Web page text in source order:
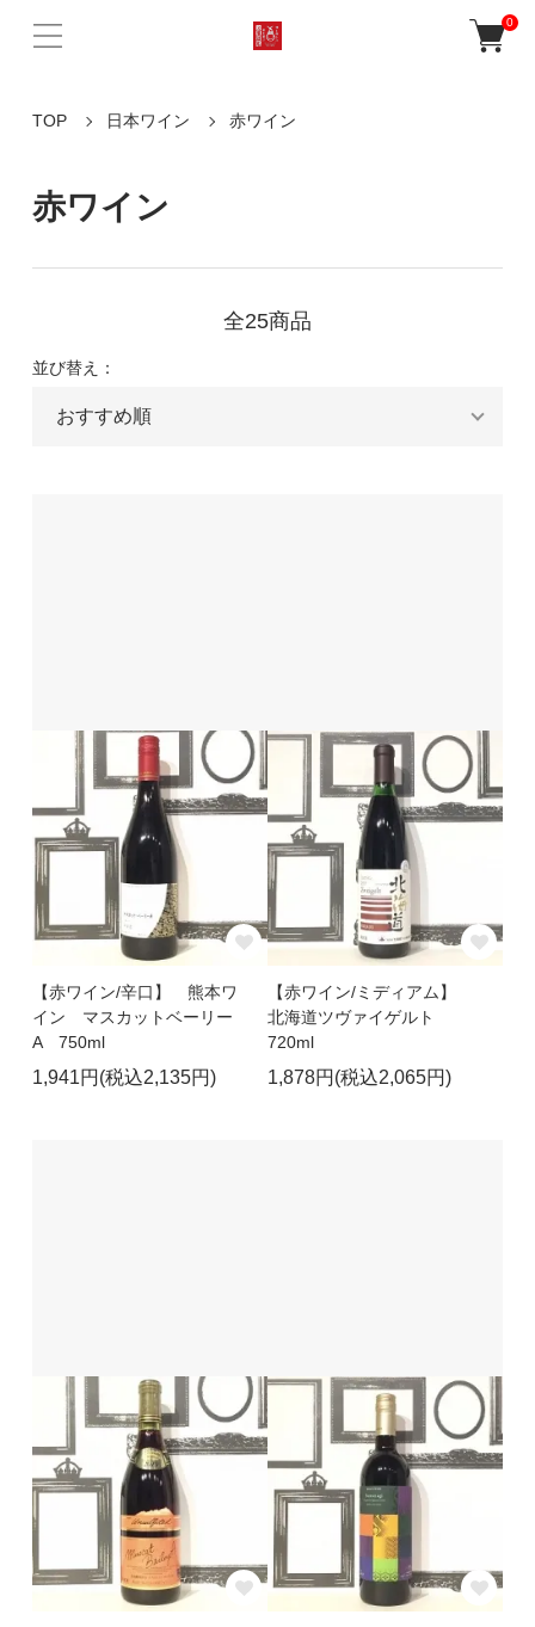
0
TOP 日本ワイン 赤ワイン
赤ワイン
全25商品
並び替え：
【赤ワイン/辛口】 熊本ワ
イン マスカットベーリー
A 750ml
1,941円(税込2,135円)
【赤ワイン/ミディアム】
北海道ツヴァイゲルト
720ml
1,878円(税込2,065円)